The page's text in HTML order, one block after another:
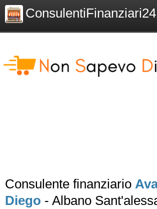
Consulente finanziario
Diego - Albano